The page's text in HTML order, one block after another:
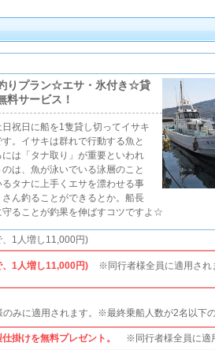
りプラン☆エサ・氷付き☆貸
料サービス！
祝日に船を1隻貸し切ってイサキ
。イサキは群れで行動する魚と
は「タナ取り」が重要といわれ
は、魚が泳いでいる泳層のこと
タナに上手くエサを漂わせる事
ん釣ることができるとか。船長
ることが釣果を伸ばすコツですよ☆
1人増し11,000円)
1人増し11,000円) ※同行者様全員に適用され
みに適用されます。
※最終乗船人数が2名以下
掛けを無料プレゼント。 ※同行者様全員に適